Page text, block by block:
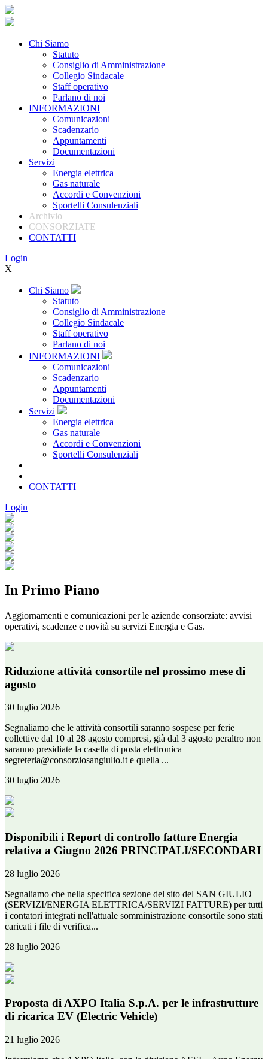
Chi Siamo
Statuto
Consiglio di Amministrazione
Collegio Sindacale
Staff operativo
Parlano di noi
INFORMAZIONI
Comunicazioni
Scadenzario
Appuntamenti
Documentazioni
Servizi
Energia elettrica
Gas naturale
Accordi e Convenzioni
Sportelli Consulenziali
Archivio
CONSORZIATE
CONTATTI
Login
X
Chi Siamo
Statuto
Consiglio di Amministrazione
Collegio Sindacale
Staff operativo
Parlano di noi
INFORMAZIONI
Comunicazioni
Scadenzario
Appuntamenti
Documentazioni
Servizi
Energia elettrica
Gas naturale
Accordi e Convenzioni
Sportelli Consulenziali
CONTATTI
Login
In Primo Piano
Aggiornamenti e comunicazioni per le aziende consorziate: avvisi
operativi, scadenze e novità su servizi Energia e Gas.
Riduzione attività consortile nel prossimo mese di
agosto
30 luglio 2026
Segnaliamo che le attività consortili saranno sospese per ferie
collettive dal 10 al 28 agosto compresi, già dal 3 agosto peraltro non
saranno presidiate la casella di posta elettronica
segreteria@consorziosangiulio.it e quella ...
30 luglio 2026
Disponibili i Report di controllo fatture Energia
relativa a Giugno 2026 PRINCIPALI/SECONDARI
28 luglio 2026
Segnaliamo che nella specifica sezione del sito del SAN GIULIO
(SERVIZI/ENERGIA ELETTRICA/SERVIZI FATTURE) per tutti
i contatori integrati nell'attuale somministrazione consortile sono stati
caricati i file di verifica...
28 luglio 2026
Proposta di AXPO Italia S.p.A. per le infrastrutture
di ricarica EV (Electric Vehicle)
21 luglio 2026